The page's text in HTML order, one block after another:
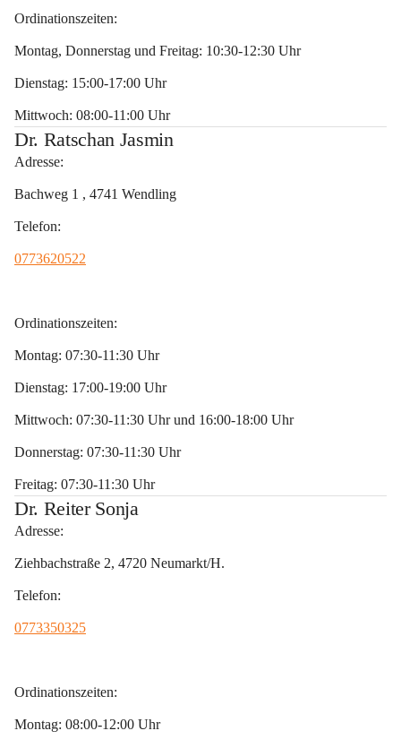
Ordinationszeiten:
Montag, Donnerstag und Freitag: 10:30-12:30 Uhr
Dienstag: 15:00-17:00 Uhr
Mittwoch: 08:00-11:00 Uhr
Dr. Ratschan Jasmin
Adresse:
Bachweg 1 , 4741 Wendling
Telefon:
0773620522
Ordinationszeiten:
Montag: 07:30-11:30 Uhr
Dienstag: 17:00-19:00 Uhr
Mittwoch: 07:30-11:30 Uhr und 16:00-18:00 Uhr
Donnerstag: 07:30-11:30 Uhr
Freitag: 07:30-11:30 Uhr
Dr. Reiter Sonja
Adresse:
Ziehbachstraße 2, 4720 Neumarkt/H.
Telefon:
0773350325
Ordinationszeiten:
Montag: 08:00-12:00 Uhr